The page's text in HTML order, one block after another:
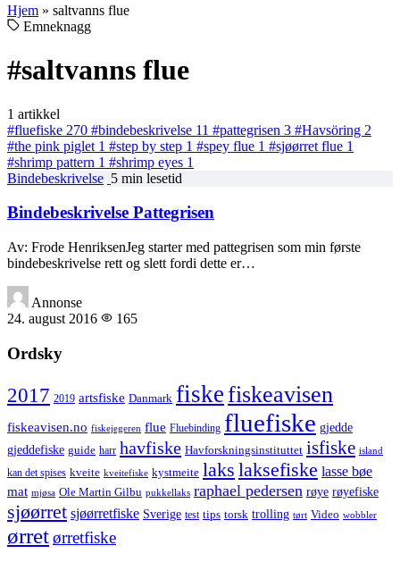
Hjem » saltvanns flue
Emneknagg
#saltvanns flue
1 artikkel
#fluefiske 270 #bindebeskrivelse 11 #pattegrisen 3 #Havsöring 2
#the pink piglet 1 #step by step 1 #spey flue 1 #sjøørret flue 1
#shrimp pattern 1 #shrimp eyes 1
Bindebeskrivelse 5 min lesetid
Bindebeskrivelse Pattegrisen
Av: Frode HenriksenJeg starter med pattegrisen som min første
bindebeskrivelse rett og slett fordi dette er…
Annonse
24. august 2016
165
Ordsky
2017 2019 artsfiske Danmark fiskefiskeavisen
fiskeavisen.no fiskejegeren flue Fluebinding fluefiske gjedde
gjeddefiske guide harr havfiske Havforskningsinstituttet isfiske island
kan det spises kveite kveitefiske kystmeite laks laksefiske lasse bøe
mat mjøsa Ole Martin Gilbu pukkellaks raphael pedersen røye røyefiske
sjøørret sjøørretfiske Sverige test tips torsk trolling tørt Video wobbler
ørretørretfiske